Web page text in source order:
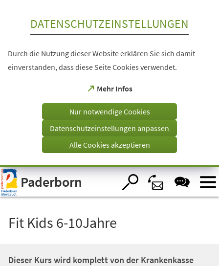
Visuelle
Assistenzsoftware
öffnen.
DATENSCHUTZEINSTELLUNGEN
Durch die Nutzung dieser Website erklären Sie sich damit
einverstanden, dass diese Seite Cookies verwendet.
Mehr Infos
(Öffnet
einem
Tab)
Nur notwendige Cookies
Datenschutzeinstellungen anpassen
Alle Cookies akzeptieren
Paderborn
Fit Kids 6-10Jahre
Dieser Kurs wird komplett von der Krankenkasse